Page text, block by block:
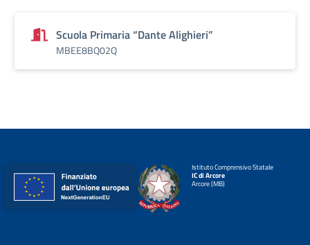
Scuola Primaria “Dante Alighieri”
MBEE8BQ02Q
Istituto Comprensivo Statale
IC di Arcore
Arcore (MB)